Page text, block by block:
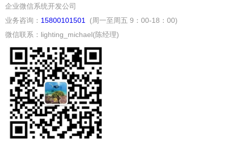
企业微信系统开发公司
业务咨询： 15800101501 (周一至周五 9：00-18：00)
微信联系：lighting_michael(陈经理)